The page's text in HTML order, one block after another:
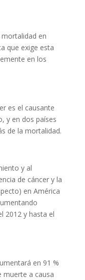
mortalidad en
que exige esta
en los
es el causante
y en dos países
de la mortalidad.
y al
de cáncer y la
en América
2012 y hasta el
en 91 %
muerte a causa